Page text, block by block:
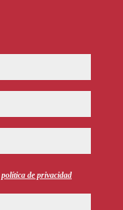
política de privacidad